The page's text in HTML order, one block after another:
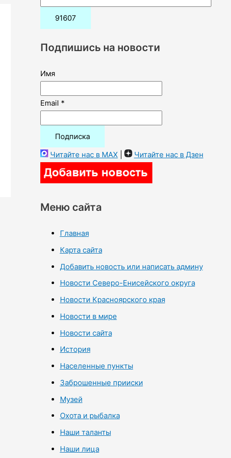
:
Подпишись на новости
Имя
Email *
Читайте нас в MAX Читайте нас в Дзен
Меню сайта
Главная
Карта сайта
Добавить новость или написать админу
Новости Северо-Енисейского округа
Новости Красноярского края
Новости в мире
Новости сайта
История
Населенные пункты
Заброшенные прииски
Музей
Охота и рыбалка
Наши таланты
Наши лица